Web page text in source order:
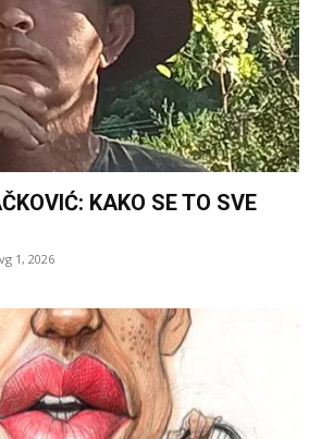
KAKO SE TO SVE
1, 2026